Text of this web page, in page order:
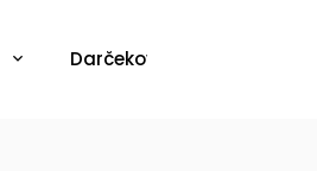
Darčekové poukazy